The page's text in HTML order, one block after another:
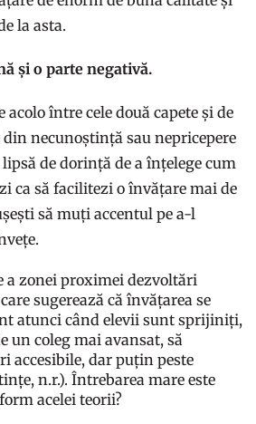
la asta.
și o parte negativă.
între cele două capete și de
din necunoștință sau nepricepere
de dorință de a înțelege cum
ca să facilitezi o învățare mai de
să muți accentul pe a-l
a zonei proximei dezvoltări
sugerează că învățarea se
atunci când elevii sunt sprijiniți,
un coleg mai avansat, să
accesibile, dar puțin peste
n.r.). Întrebarea mare este
acelei teorii?